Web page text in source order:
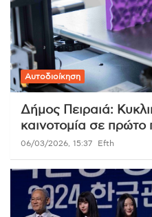
Αυτοδιοίκηση
Δήμος Πειραιά:
καινοτομία σε πρώτο
06/03/2026, 15:37 Efth